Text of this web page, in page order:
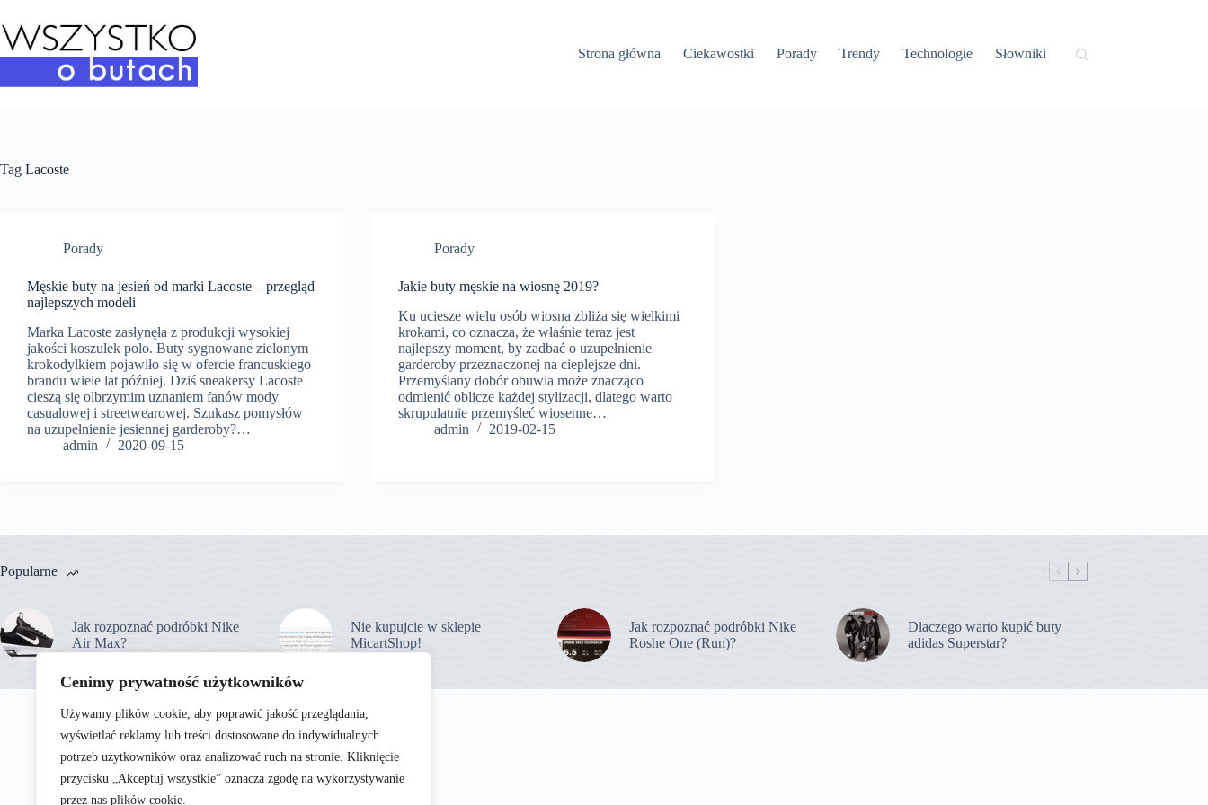
Cenimy prywatność użytkowników
Używamy plików cookie, aby poprawić jakość przeglądania,
wyświetlać reklamy lub treści dostosowane do indywidualnych
potrzeb użytkowników oraz analizować ruch na stronie. Kliknięcie
przycisku „Akceptuj wszystkie” oznacza zgodę na wykorzystywanie
przez nas plików cookie.
do
treści
Strona główna
Ciekawostki Porady Trendy Technologie Słowniki
Tag Lacoste
Porady
Męskie buty na jesień od marki Lacoste – przegląd
najlepszych modeli
Marka Lacoste zasłynęła z produkcji wysokiej
jakości koszulek polo. Buty sygnowane zielonym
krokodylkiem pojawiło się w ofercie francuskiego
brandu wiele lat później. Dziś sneakersy Lacoste
cieszą się olbrzymim uznaniem fanów mody
casualowej i streetwearowej. Szukasz pomysłów
na uzupełnienie jesiennej garderoby?…
admin
2020-09-15
Porady
Jakie buty męskie na wiosnę 2019?
Ku uciesze wielu osób wiosna zbliża się wielkimi
krokami, co oznacza, że właśnie teraz jest
najlepszy moment, by zadbać o uzupełnienie
garderoby przeznaczonej na cieplejsze dni.
Przemyślany dobór obuwia może znacząco
odmienić oblicze każdej stylizacji, dlatego warto
skrupulatnie przemyśleć wiosenne…
admin
2019-02-15
Popularne
Jak rozpoznać podróbki Nike
Air Max?
Nie kupujcie w sklepie
MicartShop!
Jak rozpoznać podróbki Nike
Roshe One (Run)?
Dlaczego warto kupić buty
adidas Superstar?